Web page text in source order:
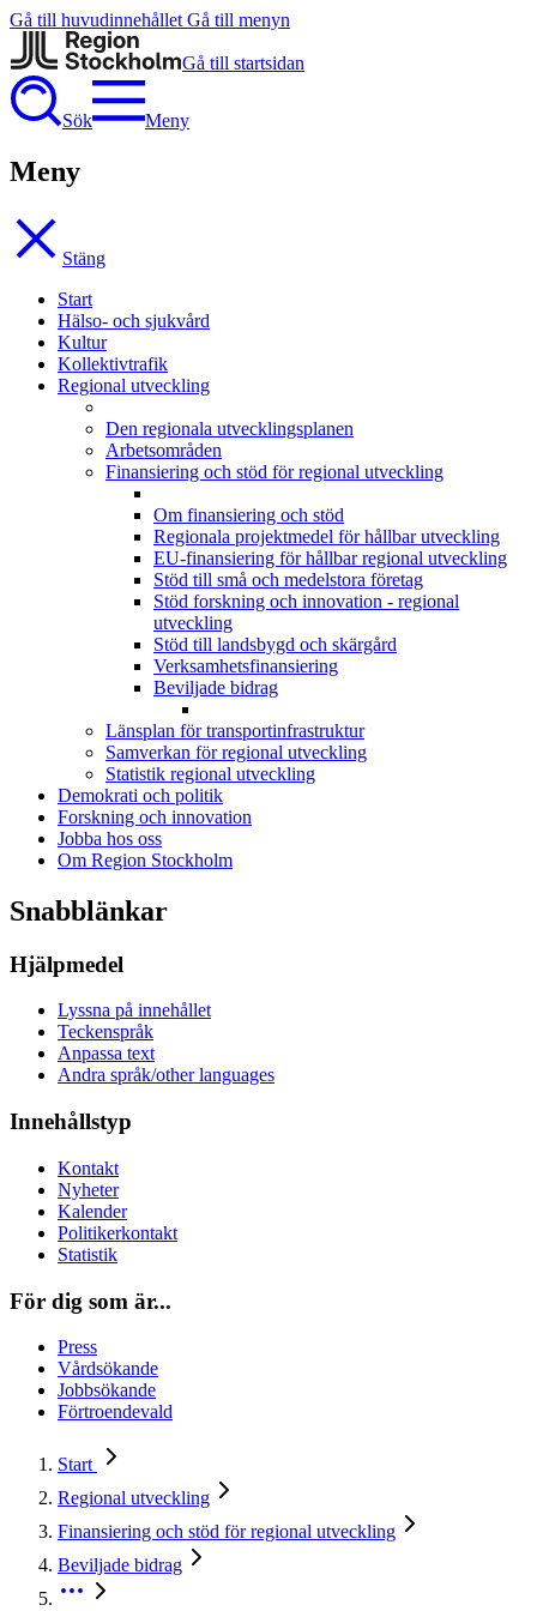
Gå till huvudinnehållet Gå till menyn
Gå till startsidan
Sök Meny
Meny
Stäng
Start
Hälso- och sjukvård
Kultur
Kollektivtrafik
Regional utveckling
Den regionala utvecklingsplanen
Arbetsområden
Finansiering och stöd för regional utveckling
Om finansiering och stöd
Regionala projektmedel för hållbar utveckling
EU-finansiering för hållbar regional utveckling
Stöd till små och medelstora företag
Stöd forskning och innovation - regional
utveckling
Stöd till landsbygd och skärgård
Verksamhetsfinansiering
Beviljade bidrag
Länsplan för transportinfrastruktur
Samverkan för regional utveckling
Statistik regional utveckling
Demokrati och politik
Forskning och innovation
Jobba hos oss
Om Region Stockholm
Snabblänkar
Hjälpmedel
Lyssna på innehållet
Teckenspråk
Anpassa text
Andra språk/other languages
Innehållstyp
Kontakt
Nyheter
Kalender
Politikerkontakt
Statistik
För dig som är...
Press
Vårdsökande
Jobbsökande
Förtroendevald
Start
Regional utveckling
Finansiering och stöd för regional utveckling
Beviljade bidrag